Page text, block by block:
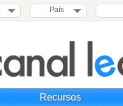
País
Recursos